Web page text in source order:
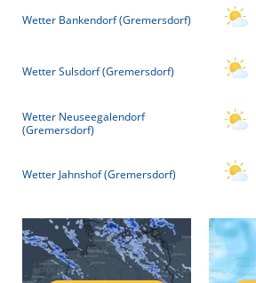
Wetter Bankendorf (Gremersdorf)
Wetter Sulsdorf (Gremersdorf)
Wetter Neuseegalendorf
(Gremersdorf)
Wetter Jahnshof (Gremersdorf)